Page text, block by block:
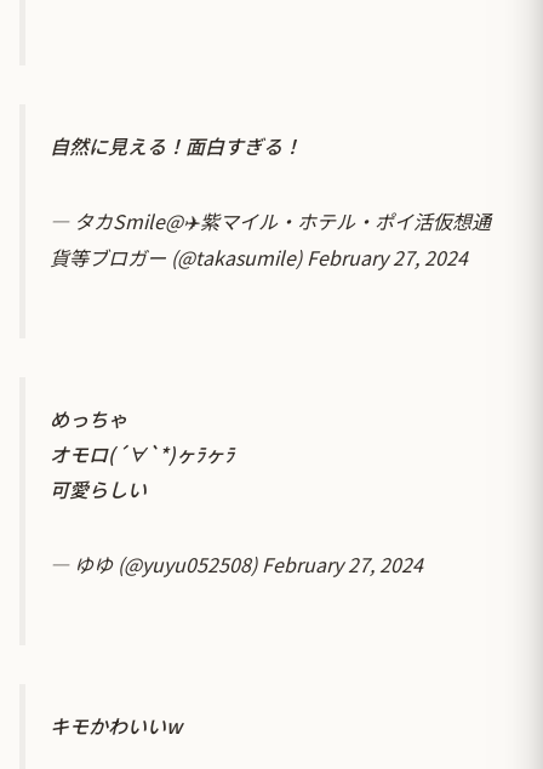
自然に見える！面白すぎる！
— タカSmile@✈️紫マイル・ホテル・ポイ活仮想通
貨等ブロガー (@takasumile)February 27, 2024
めっちゃ
オモロ(´∀`*)ヶﾗヶﾗ
可愛らしい
— ゆゆ (@yuyu052508)February 27, 2024
キモかわいいw